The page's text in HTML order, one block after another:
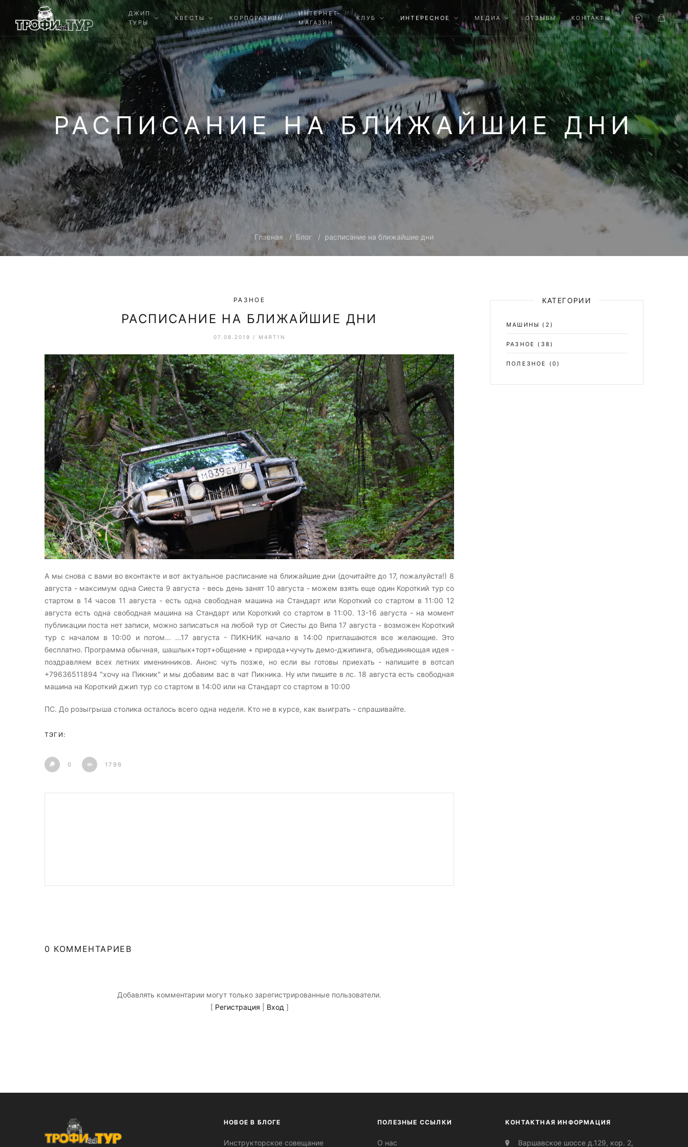
ДЖИП
ТУРЫ
КВЕСТЫ КОРПОРАТИВЫ
ИНТЕРНЕТ-
МАГАЗИН
КЛУБ ИНТЕРЕСНОЕ МЕДИА ОТЗЫВЫ КОНТАКТЫ
РАСПИСАНИЕ НА БЛИЖАЙШИЕ ДНИ
Главная Блог расписание на ближайшие дни
РАЗНОЕ
РАСПИСАНИЕ НА БЛИЖАЙШИЕ ДНИ
07.08.2019 / M4ЯT1N
А мы снова с вами во вконтакте и вот актуальное расписание на ближайшие дни (дочитайте до 17, пожалуйста!) 8
августа - максимум одна Сиеста 9 августа - весь день занят 10 августа - можем взять еще один Короткий тур со
стартом в 14 часов 11 августа - есть одна свободная машина на Стандарт или Короткий со стартом в 11:00 12
августа есть одна свободная машина на Стандарт или Короткий со стартом в 11:00. 13-16 августа - на момент
публикации поста нет записи, можно записаться на любой тур от Сиесты до Випа 17 августа - возможен Короткий
тур с началом в 10:00 и потом... ...17 августа - ПИКНИК начало в 14:00 приглашаются все желающие. Это
бесплатно. Программа обычная, шашлык+торт+общение + природа+чучуть демо-джипинга, объединяющая идея -
поздравляем всех летних именинников. Анонс чуть позже, но если вы готовы приехать - напишите в вотсап
+79636511894 "хочу на Пикник" и мы добавим вас в чат Пикника. Ну или пишите в лс. 18 августа есть свободная
машина на Короткий джип тур со стартом в 14:00 или на Стандарт со стартом в 10:00
ПС. До розыгрыша столика осталось всего одна неделя. Кто не в курсе, как выиграть - спрашивайте.
ТЭГИ:
0 1796
0 КОММЕНТАРИЕВ
Добавлять комментарии могут только зарегистрированные пользователи.
[ Регистрация Вход ]
КАТЕГОРИИ
МАШИНЫ (2)
РАЗНОЕ (38)
ПОЛЕЗНОЕ (0)
НОВОЕ В БЛОГЕ
Инструкторское совещание
ПОЛЕЗНЫЕ ССЫЛКИ
О нас
КОНТАКТНАЯ ИНФОРМАЦИЯ
Варшавское шоссе д.129, кор. 2,